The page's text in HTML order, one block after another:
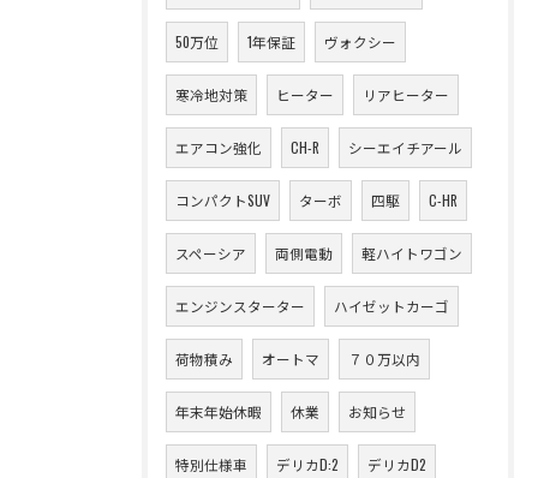
50万位 1年保証 ヴォクシー
寒冷地対策 ヒーター リアヒーター
エアコン強化 CH-R シーエイチアール
コンパクトSUV ターボ 四駆 C-HR
スペーシア 両側電動 軽ハイトワゴン
エンジンスターター ハイゼットカーゴ
荷物積み オートマ ７０万以内
年末年始休暇 休業 お知らせ
特別仕様車 デリカD:2 デリカD2